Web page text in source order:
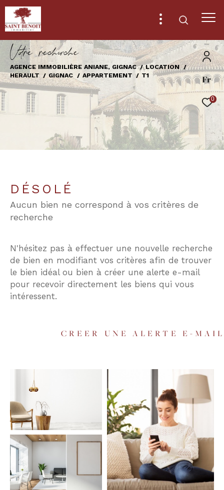
Fr
0
Vore recece
AGENCE IMMOBILIÈRE ANIANE, GIGNAC
LOCATION
HERAULT
GIGNAC APPARTEMENT T1
DÉSOLÉ
Aucun bien ne correspond à vos critères de
recherche
N'hésitez pas à effectuer une nouvelle recherche
de bien en modifiant vos critères afin de trouver
le bien idéal ou bien à créer une alerte e-mail
pour recevoir directement les biens qui vous
intéressent.
CREER UNE ALERTE E-
Effectuer une recherche
et trouver le bien qui correspond à vos
critères
d'offre
Location
de
bien
Type de bien
Ville
Budget
Budget
Surface
Surface
AFFINER LES CRITÈRES
TERRASSE PARKING PISCINE
FILTRER PAR
COUPS DE COEUR EXCLUSIVITÉS